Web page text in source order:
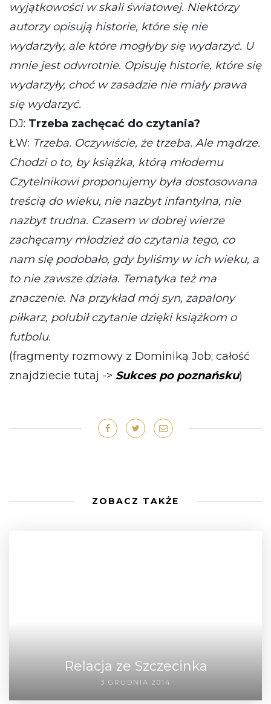
wyjątkowości w skali światowej. Niektórzy
autorzy opisują historie, które się nie
wydarzyły, ale które mogłyby się wydarzyć. U
mnie jest odwrotnie. Opisuję historie, które się
wydarzyły, choć w zasadzie nie miały prawa
się wydarzyć.
DJ: Trzeba zachęcać do czytania?
ŁW: Trzeba. Oczywiście, że trzeba. Ale mądrze.
Chodzi o to, by książka, którą młodemu
Czytelnikowi proponujemy była dostosowana
treścią do wieku, nie nazbyt infantylna, nie
nazbyt trudna. Czasem w dobrej wierze
zachęcamy młodzież do czytania tego, co
nam się podobało, gdy byliśmy w ich wieku, a
to nie zawsze działa. Tematyka też ma
znaczenie. Na przykład mój syn, zapalony
piłkarz, polubił czytanie dzięki książkom o
futbolu.
(fragmenty rozmowy z Dominiką Job; całość
znajdziecie tutaj -> Sukces po poznańsku)
ZOBACZ TAKŻE
Relacja ze Szczecinka
3 GRUDNIA 2014